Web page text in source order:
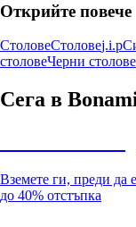
Открийте повече
СтоловеСтоловеj.i.p
столовеЧерни столове
Сега в
Вземете ги, преди да
до 40% отстъпка